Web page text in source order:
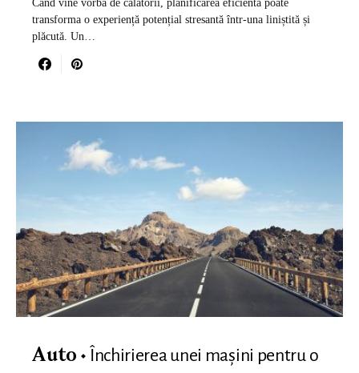
Când vine vorba de călătorii, planificarea eficientă poate
transforma o experiență potențial stresantă într-una liniștită și
plăcută. Un…
Auto
Închirierea unei mașini pentru o